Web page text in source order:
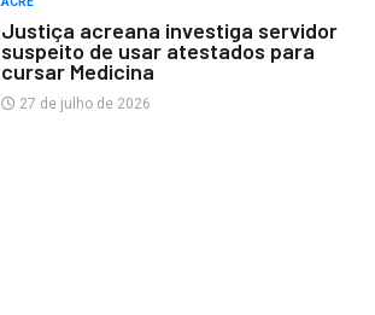
Justiça acreana investiga servidor
suspeito de usar atestados para
cursar Medicina
27 de julho de 2026